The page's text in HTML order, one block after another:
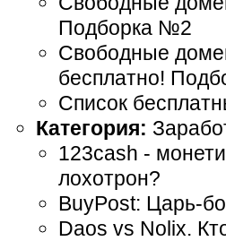
Подборка №2
Свободные
бесплатно!
Список
Категория:
123cash -
лохотрон?
BuyPost: Царь-
Daos vs Nolix.